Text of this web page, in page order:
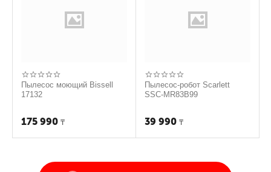
Пылесос моющий Bissell
17132
175 990 ₸
Пылесос-робот Scarlett
SSC-MR83B99
39 990 ₸